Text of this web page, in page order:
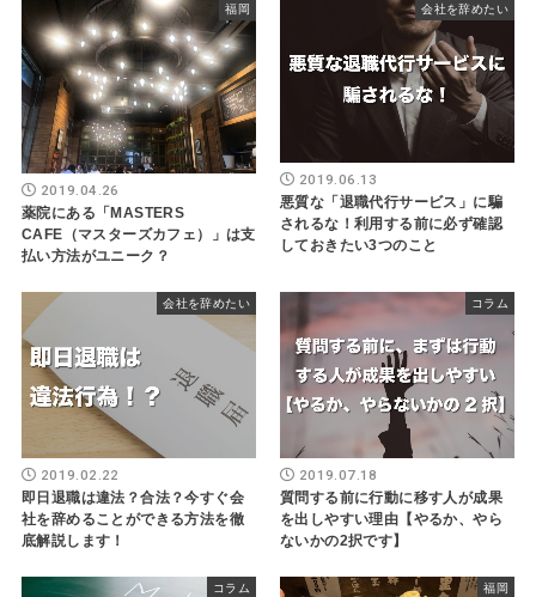
福岡
2019.04.26
薬院にある「MASTERS
CAFE（マスターズカフェ）」は支
払い方法がユニーク？
会社を辞めたい
2019.06.13
悪質な「退職代行サービス」に騙
されるな！利用する前に必ず確認
しておきたい3つのこと
会社を辞めたい
2019.02.22
即日退職は違法？合法？今すぐ会
社を辞めることができる方法を徹
底解説します！
コラム
2019.07.18
質問する前に行動に移す人が成果
を出しやすい理由【やるか、やら
ないかの2択です】
コラム 福岡